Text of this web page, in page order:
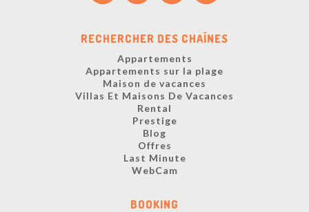
RECHERCHER DES CHAÎNES
Appartements
Appartements sur la plage
Maison de vacances
Villas Et Maisons De Vacances
Rental
Prestige
Blog
Offres
Last Minute
WebCam
BOOKING